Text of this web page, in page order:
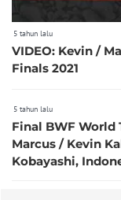
5 tahun lalu
VIDEO: Kevin /
Finals 2021
5 tahun lalu
Final BWF World
Marcus / Kevin
Kobayashi,